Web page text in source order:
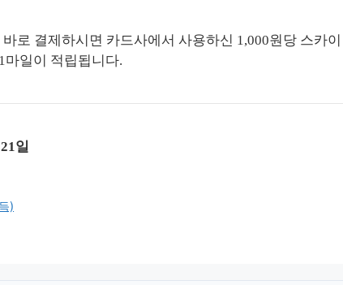
로 결제하시면 카드사에서 사용하신 1,000원당 스카이
마일이 적립됩니다.
일
)